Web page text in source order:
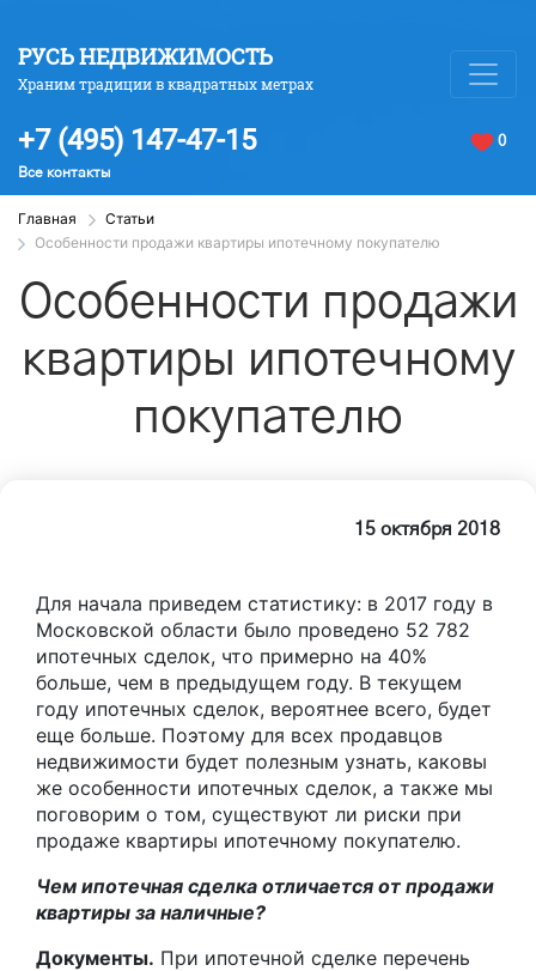
РУСЬ НЕДВИЖИМОСТЬ
Храним традиции в квадратных метрах
+7 (495) 147-47-15
Все контакты
0
Главная
Статьи
Особенности продажи квартиры ипотечному покупателю
Особенности продажи
квартиры ипотечному
покупателю
15 октября 2018
Для начала приведем статистику: в 2017 году в
Московской области было проведено 52 782
ипотечных сделок, что примерно на 40%
больше, чем в предыдущем году. В текущем
году ипотечных сделок, вероятнее всего, будет
еще больше. Поэтому для всех продавцов
недвижимости будет полезным узнать, каковы
же особенности ипотечных сделок, а также мы
поговорим о том, существуют ли риски при
продаже квартиры ипотечному покупателю.
Чем ипотечная сделка отличается от продажи
квартиры за наличные?
Документы. При ипотечной сделке перечень